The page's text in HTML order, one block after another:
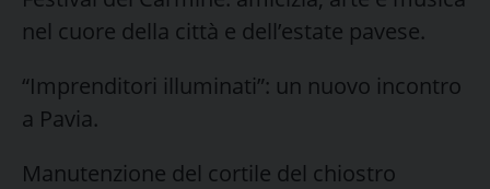
nel cuore della città e dell’estate pavese.
“Imprenditori illuminati”: un nuovo incontro
a Pavia.
Manutenzione del cortile del chiostro